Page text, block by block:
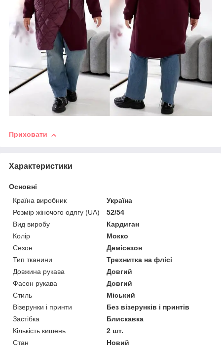
Приховати
Характеристики
Основні
Країна виробник
Україна
Розмір жіночого одягу (UA)
52/54
Вид виробу
Кардиган
Колір
Мокко
Сезон
Демісезон
Тип тканини
Трехнитка на флісі
Довжина рукава
Довгий
Фасон рукава
Довгий
Стиль
Міський
Візерунки і принти
Без візерунків і принтів
Застібка
Блискавка
Кількість кишень
2 шт.
Стан
Новий